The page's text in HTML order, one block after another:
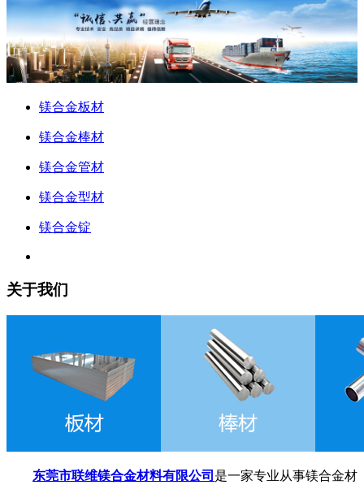
镁合金板材
镁合金棒材
镁合金管材
镁合金型材
镁合金锭
关于我们
东莞市联维镁合金材料有限公司 是一家专业从事镁合金材